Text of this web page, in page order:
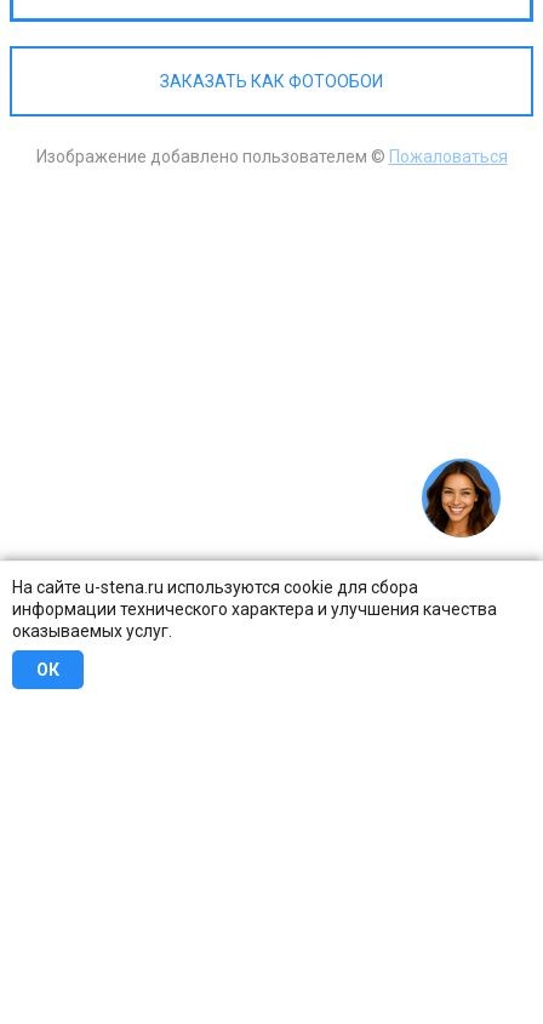
На сайте u-stena.ru используются cookie для сбора
информации технического характера и улучшения качества
оказываемых услуг.
ОК
ЗАКАЗАТЬ КАК ФОТООБОИ
Изображение добавлено пользователем © Пожаловаться